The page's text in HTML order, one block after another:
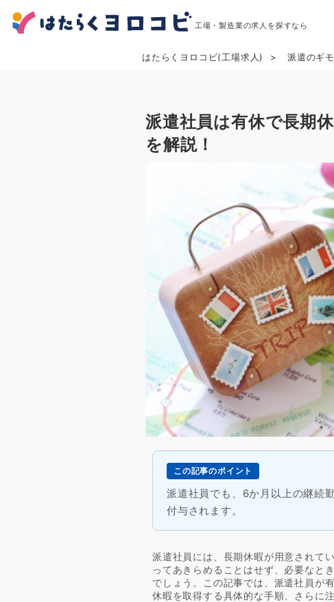
工場・製造業の求人を探すなら
はたらくヨロコビ(工場求人) 派遣のギ
派遣社員は有休で長期
を解説！
この記事のポイント
派遣社員でも、6か月以上の継続
付与されます。
派遣社員には、長期休暇が用意されて
ってあきらめることはせず、必要なと
でしょう。この記事では、派遣社員が
休暇を取得する具体的な手順、さらに